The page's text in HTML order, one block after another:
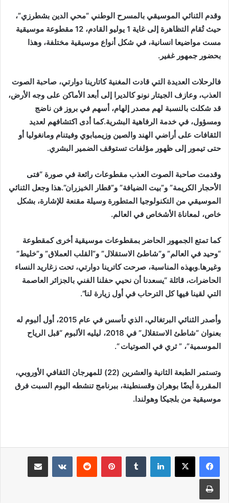
وقدم الثنائي الموسيقي بالمسرح الوطني “محي الدين بشطرزي”،
حيث تُقام التظاهرة إلى غاية 1 يوليو القادم، 12 مقطوعة موسيقية
مست مواضيعا انسانية، في شكل أنواع موسيقية مختلفة، وهذا
بحضور جمهور غفير.
فالرحلات العديدة التي قادت المغنية كاتارينا دوارتي، صاحبة الصوت
العذب، وعازف الجيتار نونو كالديرا إلى أبعد الأماكن على وجه الأرض،
قد شكلت بالنسبة لهم مصدر إلهام، أسهم في بروز فن ناضج
ومسؤول، في خدمة الرفاهية البشرية.كما أدى اكتشافهم لعديد
الثقافات على أراضي الهند والصين وزيمبابوي وفيتنام ومانغوليا أو
حتى تيمور إلى ظهور مؤلفات تستوقف الضمير البشري.
وقدمت صاحبة الصوت العذب مقطوعات رائعة في صورة “فتى
الأحجار الكريمة” و”بيت الضيافة” و”قطار الخيزران”.هذا وجعل الثنائي
الموسيقي من التكنولوجيا المتطورة وسيلة مقنعة للإشارة، بشكل
خاص، لمعاناة الأشخاص في العالم.
كما تمتع الجمهور الحاضر بمقطوعات موسيقية أخرى كمقطوعة
“وحيد في العالم” و”شاطئ الاستقلال” و”القلب العملاق” و”خليط”
وغيرها.وبهذه المناسبة، صرحت كاترينا دوارتي، تحت زغاريد النساء
الحاضرات، قائلة “يسعدنا أن نحيي حفلنا الفني بالجزائر العاصمة
التي لقينا فيها كل الترحاب في أول زيارة لنا”.
وأصدر الثنائي البرتغالي، الذي تأسس في عام 2015، أول ألبوم له
بعنوان “شاطئ الاستقلال” في 2018، ليليه الألبوم “قبل الرياح
الموسمية”، ” ثري في الصوتيات “.
وتستمر الطبعة الثانية والعشرين (22) للمهرجان الثقافي الأوروبي،
المقررة أيضًا بوهران وقسنطينة، ببرنامج تنشطه اليوم السبت فرق
موسيقية من بلجيكا وهولندا.
لينكدإن بينتيريست
طباعة